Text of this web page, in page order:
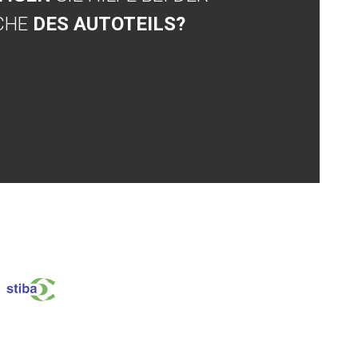
DES AUTOTEILS?